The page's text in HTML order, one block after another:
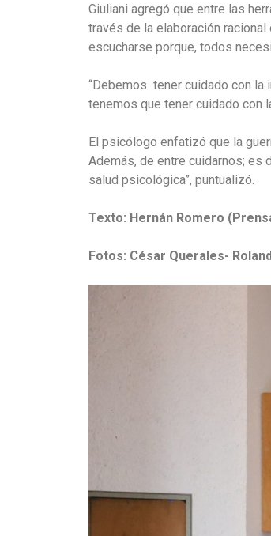
Giuliani agregó que entre las
través de la elaboración
escucharse porque, todos
“Debemos tener cuidado con la
tenemos que tener cuidado con
El psicólogo enfatizó que la
Además, de entre cuidarnos; es
salud psicológica”, puntualizó.
Texto: Hernán Romero
Fotos: César Querales-